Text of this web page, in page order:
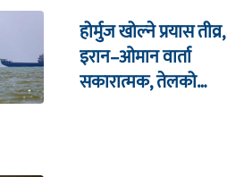
होर्मुज खोल्ने प्रयास तीव्र,
इरान–ओमान वार्ता
सकारात्मक, तेलको